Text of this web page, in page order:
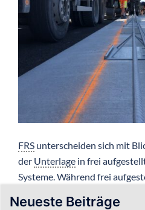
FRS unterscheiden sich mit
der Unterlage in frei
Systeme. Während frei
Neueste Beiträge